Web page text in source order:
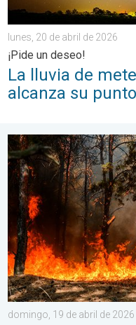
lunes, 20 de abril de 2026
¡Pide un deseo!
La lluvia de
alcanza su
Más de 1,500 incendios
domingo, 19 de abril de 2026